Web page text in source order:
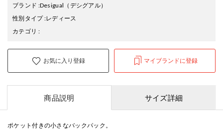
ブランド :Desigual （デシグアル）
性別タイプ:レディース
カテゴリ :
お気に入り登録 マイブランドに登録
商品説明 サイズ詳細
ポケット付きの小さなバックパック。